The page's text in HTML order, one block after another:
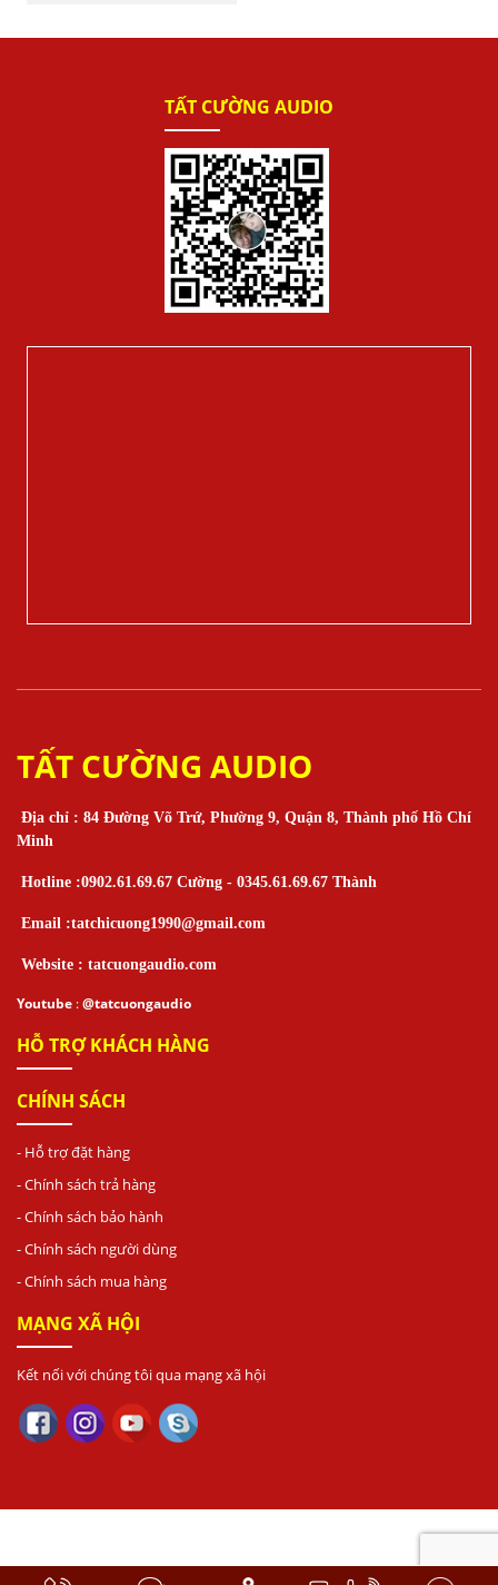
TẤT CƯỜNG AUDIO
TẤT CƯỜNG AUDIO
Địa chỉ : 84 Đường Võ Trứ, Phường 9, Quận 8, Thành phố Hồ Chí
Minh
Hotline :0902.61.69.67 Cường - 0345.61.69.67 Thành
Email :tatchicuong1990@gmail.com
Website : tatcuongaudio.com
Youtube :@tatcuongaudio
HỖ TRỢ KHÁCH HÀNG
CHÍNH SÁCH
- Hỗ trợ đặt hàng
- Chính sách trả hàng
- Chính sách bảo hành
- Chính sách người dùng
- Chính sách mua hàng
MẠNG XÃ HỘI
Kết nối với chúng tôi qua mạng xã hội